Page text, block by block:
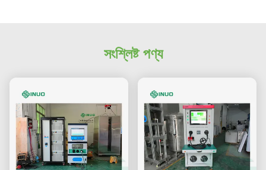
সংশ্লিষ্ট পণ্য